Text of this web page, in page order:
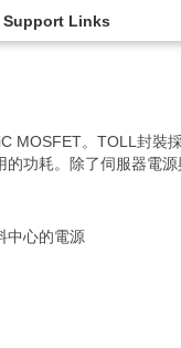
Support Links
MOSFET。TOLL封裝
功耗。除了伺服器電
中心的電源